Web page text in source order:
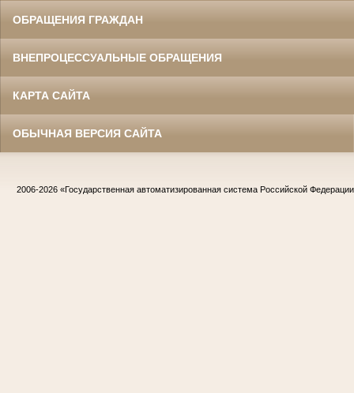
ОБРАЩЕНИЯ ГРАЖДАН
ВНЕПРОЦЕССУАЛЬНЫЕ ОБРАЩЕНИЯ
КАРТА САЙТА
ОБЫЧНАЯ ВЕРСИЯ САЙТА
2006-2026 «Государственная автоматизированная система Российской